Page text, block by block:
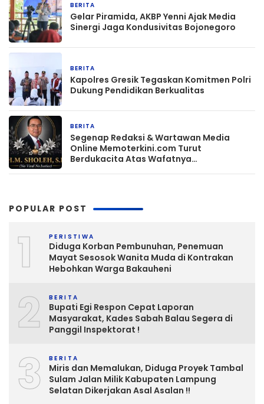
BERITA
Gelar Piramida, AKBP Yenni Ajak Media
Sinergi Jaga Kondusivitas Bojonegoro
BERITA
Kapolres Gresik Tegaskan Komitmen Polri
Dukung Pendidikan Berkualitas
BERITA
Segenap Redaksi & Wartawan Media
Online Memoterkini.com Turut
Berdukacita Atas Wafatnya
POPULAR POST
1 PERISTIWA
Diduga Korban Pembunuhan, Penemuan
Mayat Sesosok Wanita Muda di Kontrakan
Hebohkan Warga Bakauheni
2 BERITA
Bupati Egi Respon Cepat Laporan
Masyarakat, Kades Sabah Balau Segera di
Panggil Inspektorat !
3 BERITA
Miris dan Memalukan, Diduga Proyek Tambal
Sulam Jalan Milik Kabupaten Lampung
Selatan Dikerjakan Asal Asalan !!